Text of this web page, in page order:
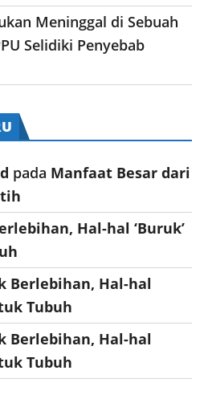
Meninggal di Sebuah
Selidiki Penyebab
pada Manfaat Besar dari
Hal-hal ‘Buruk’
Berlebihan, Hal-hal
Tubuh
Berlebihan, Hal-hal
Tubuh